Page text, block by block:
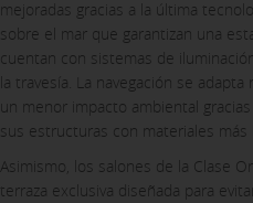
mejoradas gracias a la última
sobre el mar que garantizan una
cuentan con sistemas de
la travesía. La navegación se
un menor impacto ambiental
sus estructuras con materiales más
Asimismo, los salones de la Clase
terraza exclusiva diseñada para